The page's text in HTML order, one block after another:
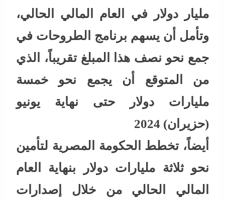
مليار دولار في العام المالي الحالي،
وتأمل أن يسهم برنامج الطروحات في
جمع نحو نصف هذا المبلغ تقريباً، الذي
من المتوقع أن يجمع نحو خمسة
مليارات دولار حتى نهاية يونيو
(حزيران) 2024
أيضاً، تخطط الحكومة المصرية لتأمين
نحو ثلاثة مليارات دولار بنهاية العام
المالي الحالي من خلال إصدارات